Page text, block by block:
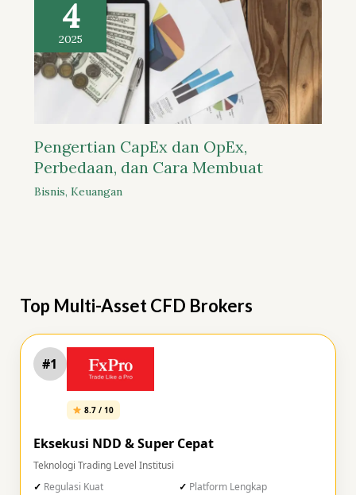
4
2025
Pengertian CapEx dan OpEx,
Perbedaan, dan Cara Membuat
Bisnis, Keuangan
Top Multi-Asset CFD Brokers
#1
8.7 / 10
Eksekusi NDD & Super Cepat
Teknologi Trading Level Institusi
Regulasi Kuat
Platform Lengkap